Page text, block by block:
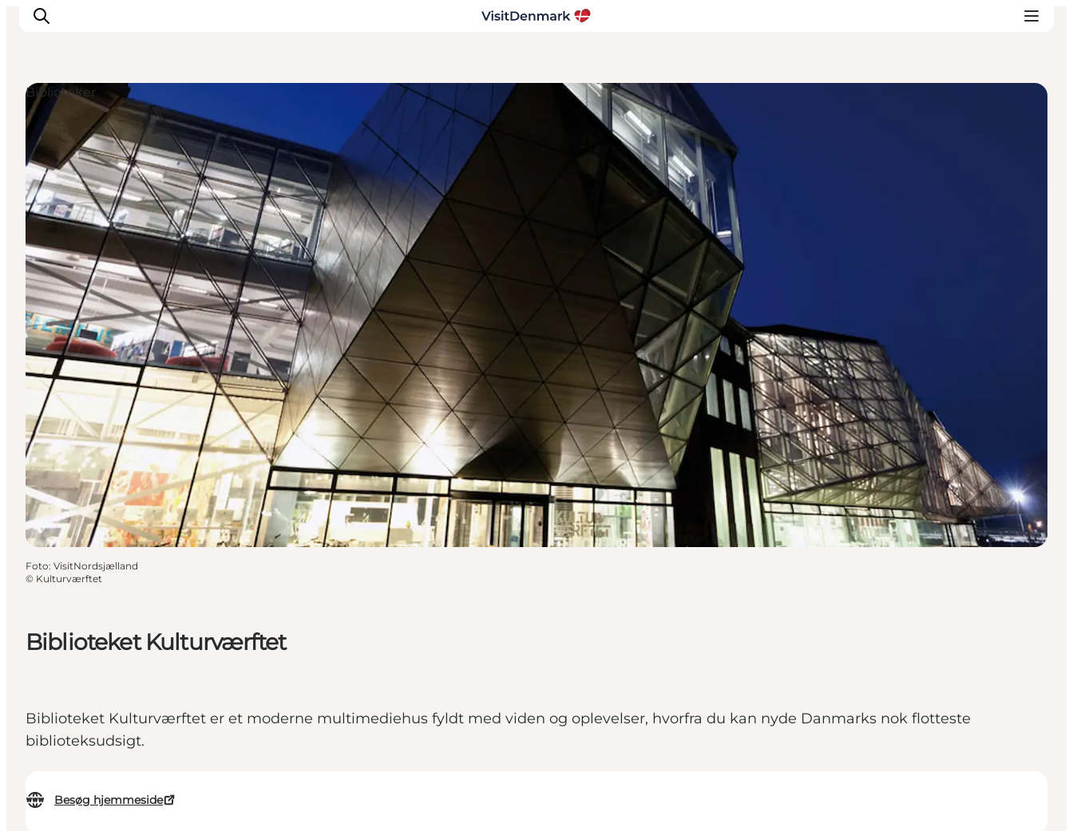
Inspiration
Destinationer
Oplevelser
Overnatning
Planlæg ferien
Biblioteket Kulturværftet
Biblioteket Kulturværftet er et moderne multimediehus fyldt med viden og oplevelser, hvorfra du kan nyde Danmarks nok flotteste
biblioteksudsigt.
Besøg hjemmeside
Biblioteker
Foto: VisitNordsjælland
© Kulturværftet